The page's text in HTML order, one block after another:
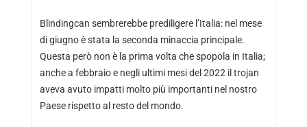
Blindingcan sembrerebbe prediligere l’Italia: nel mese
di giugno è stata la seconda minaccia principale.
Questa però non è la prima volta che spopola in Italia;
anche a febbraio e negli ultimi mesi del 2022 il trojan
aveva avuto impatti molto più importanti nel nostro
Paese rispetto al resto del mondo.